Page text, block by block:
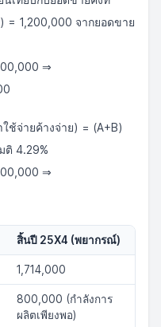
= 1,200,000 จากยอดขาย
⇒
ช้จ่ายค้างจ่าย) = (A+B)
ติ 4.29%
⇒
สิ้นปี 25X4 (พยากรณ์)
1,714,000
800,000 (กำลังการ
ผลิตเพียงพอ)